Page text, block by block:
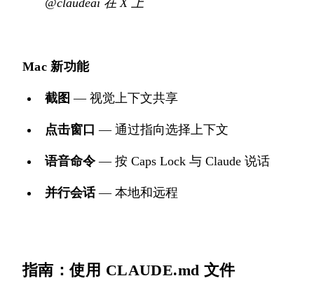
@claudeai 在 X 上
Mac 新功能
截图 — 视觉上下文共享
点击窗口 — 通过指向选择上下文
语音命令— 按 Caps Lock 与 Claude 说话
并行会话— 本地和远程
指南：使用 CLAUDE.md 文件